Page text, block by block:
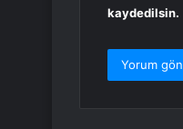
kaydedilsin.